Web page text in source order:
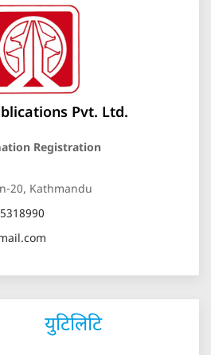
Pvt. Ltd.
Registration
20, Kathmandu
युटिलिटि